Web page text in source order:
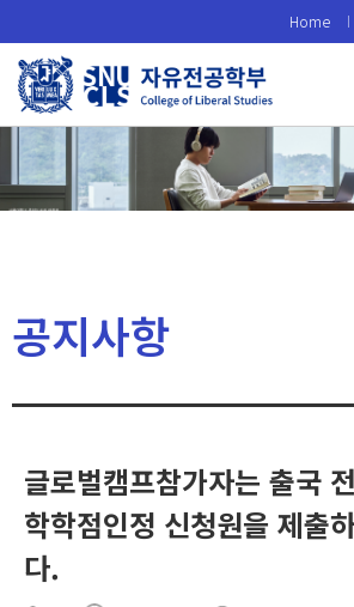
로
메
Home
공지사항
글로벌캠프참가자는 출국
학학점인정 신청원을 제출
다.